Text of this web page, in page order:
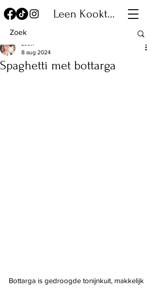
Leen Kookt...
Spaghetti met bottarga
Leen
8 aug 2024
Bottarga is gedroogde tonijnkuit, makkelijk